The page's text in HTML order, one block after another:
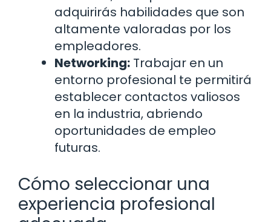
adquirirás habilidades que son
altamente valoradas por los
empleadores.
Networking: Trabajar en un
entorno profesional te permitirá
establecer contactos valiosos
en la industria, abriendo
oportunidades de empleo
futuras.
Cómo seleccionar una
experiencia profesional